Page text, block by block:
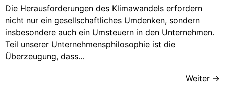
Die Herausforderungen des Klimawandels erfordern
nicht nur ein gesellschaftliches Umdenken, sondern
insbesondere auch ein Umsteuern in den Unternehmen.
Teil unserer Unternehmensphilosophie ist die
Überzeugung, dass…
Weiter →